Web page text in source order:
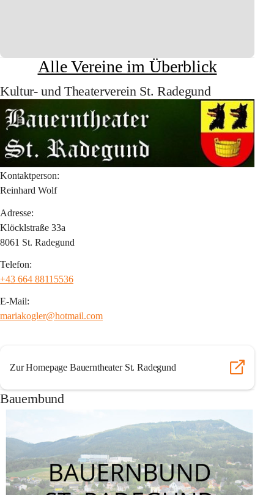
Alle Vereine im Überblick
Kultur- und Theaterverein St. Radegund
Kontaktperson:
Reinhard Wolf
Adresse:
Klöcklstraße 33a
8061 St. Radegund
Telefon:
+43 664 88115536
E-Mail:
mariakogler@hotmail.com
Zur Homepage Bauerntheater St. Radegund
Bauernbund